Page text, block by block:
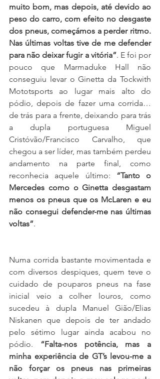
muito bom, mas depois, até devido ao
peso do carro, com efeito no desgaste
dos pneus, começámos a perder ritmo.
Nas últimas voltas tive de me defender
para não deixar fugir a vitória”. E foi por
pouco que Marmaduke Hall não
conseguiu levar o Ginetta da Tockwith
Mototsports ao lugar mais alto do
pódio, depois de fazer uma corrida…
de trás para a frente, deixando para trás
a dupla portuguesa Miguel
Cristóvão/Francisco Carvalho, que
chegou a ser líder, mas também perdeu
andamento na parte final, como
reconhecia aquele último: “Tanto o
Mercedes como o Ginetta desgastam
menos os pneus que os McLaren e eu
não consegui defender-me nas últimas
voltas”.
Numa corrida bastante movimentada e
com diversos despiques, quem teve o
cuidado de pouparos pneus na fase
inicial veio a colher louros, como
sucedeu à dupla Manuel Gião/Elias
Niskanen que depois de ter andado
pelo sétimo lugar ainda acabou no
pódio. “Falta-nos potência, mas a
minha experiência de GT’s levou-me a
não forçar os pneus nas primeiras